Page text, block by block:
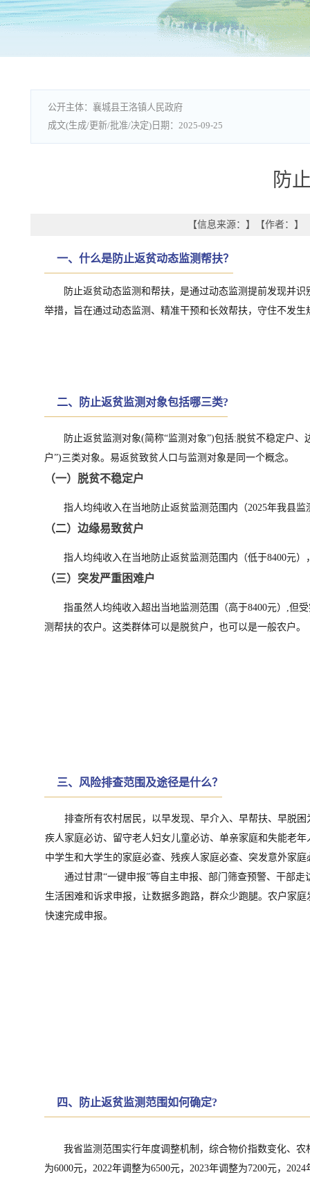
襄城县王洛镇人民政府
2025-09-25
防
【信息来源： 】 【作者： 】
一、 什么是防止返贫动态监测帮扶？
防止返贫动态监测和帮扶，是通过动态监测提前发现并
举措，旨在通过动态监测、精准干预和长效帮扶，守住不发生
二、 防止返贫监测对象包括哪三类?
防止返贫监测对象(简称“监测对象”)包括:脱贫不稳定户
户”)三类对象。易返贫致贫人口与监测对象是同一个概念。
（一）脱贫不稳定户
指人均纯收入在当地防止返贫监测范围内（2025年我县
（二）边缘易致贫户
指人均纯收入在当地防止返贫监测范围内（低于8400元
（三）突发严重困难户
指虽然人均纯收入超出当地监测范围（高于8400元）,但
测帮扶的农户。这类群体可以是脱贫户，也可以是一般农户。
三、 风险排查范围及途径是什么？
排查所有农村居民，以早发现、早介入、早帮扶、早脱
疾人家庭必访、留守老人妇女儿童必访、单亲家庭和失能老
中学生和大学生的家庭必查、残疾人家庭必查、突发意外家
通过甘肃“一键申报”等自主申报、部门筛查预警、干部
生活困难和诉求申报，让数据多跑路，群众少跑腿。农户家
快速完成申报。
四、 防止返贫监测范围如何确定?
我省监测范围实行年度调整机制，综合物价指数变化、
为6000元，2022年调整为6500元，2023年调整为7200元，